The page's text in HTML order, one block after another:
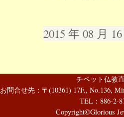
2015 年 08 月
チベット仏教
お問合せ先：〒(10361) 17F., No.136,
TEL：886-2-
Copyright©Glorious